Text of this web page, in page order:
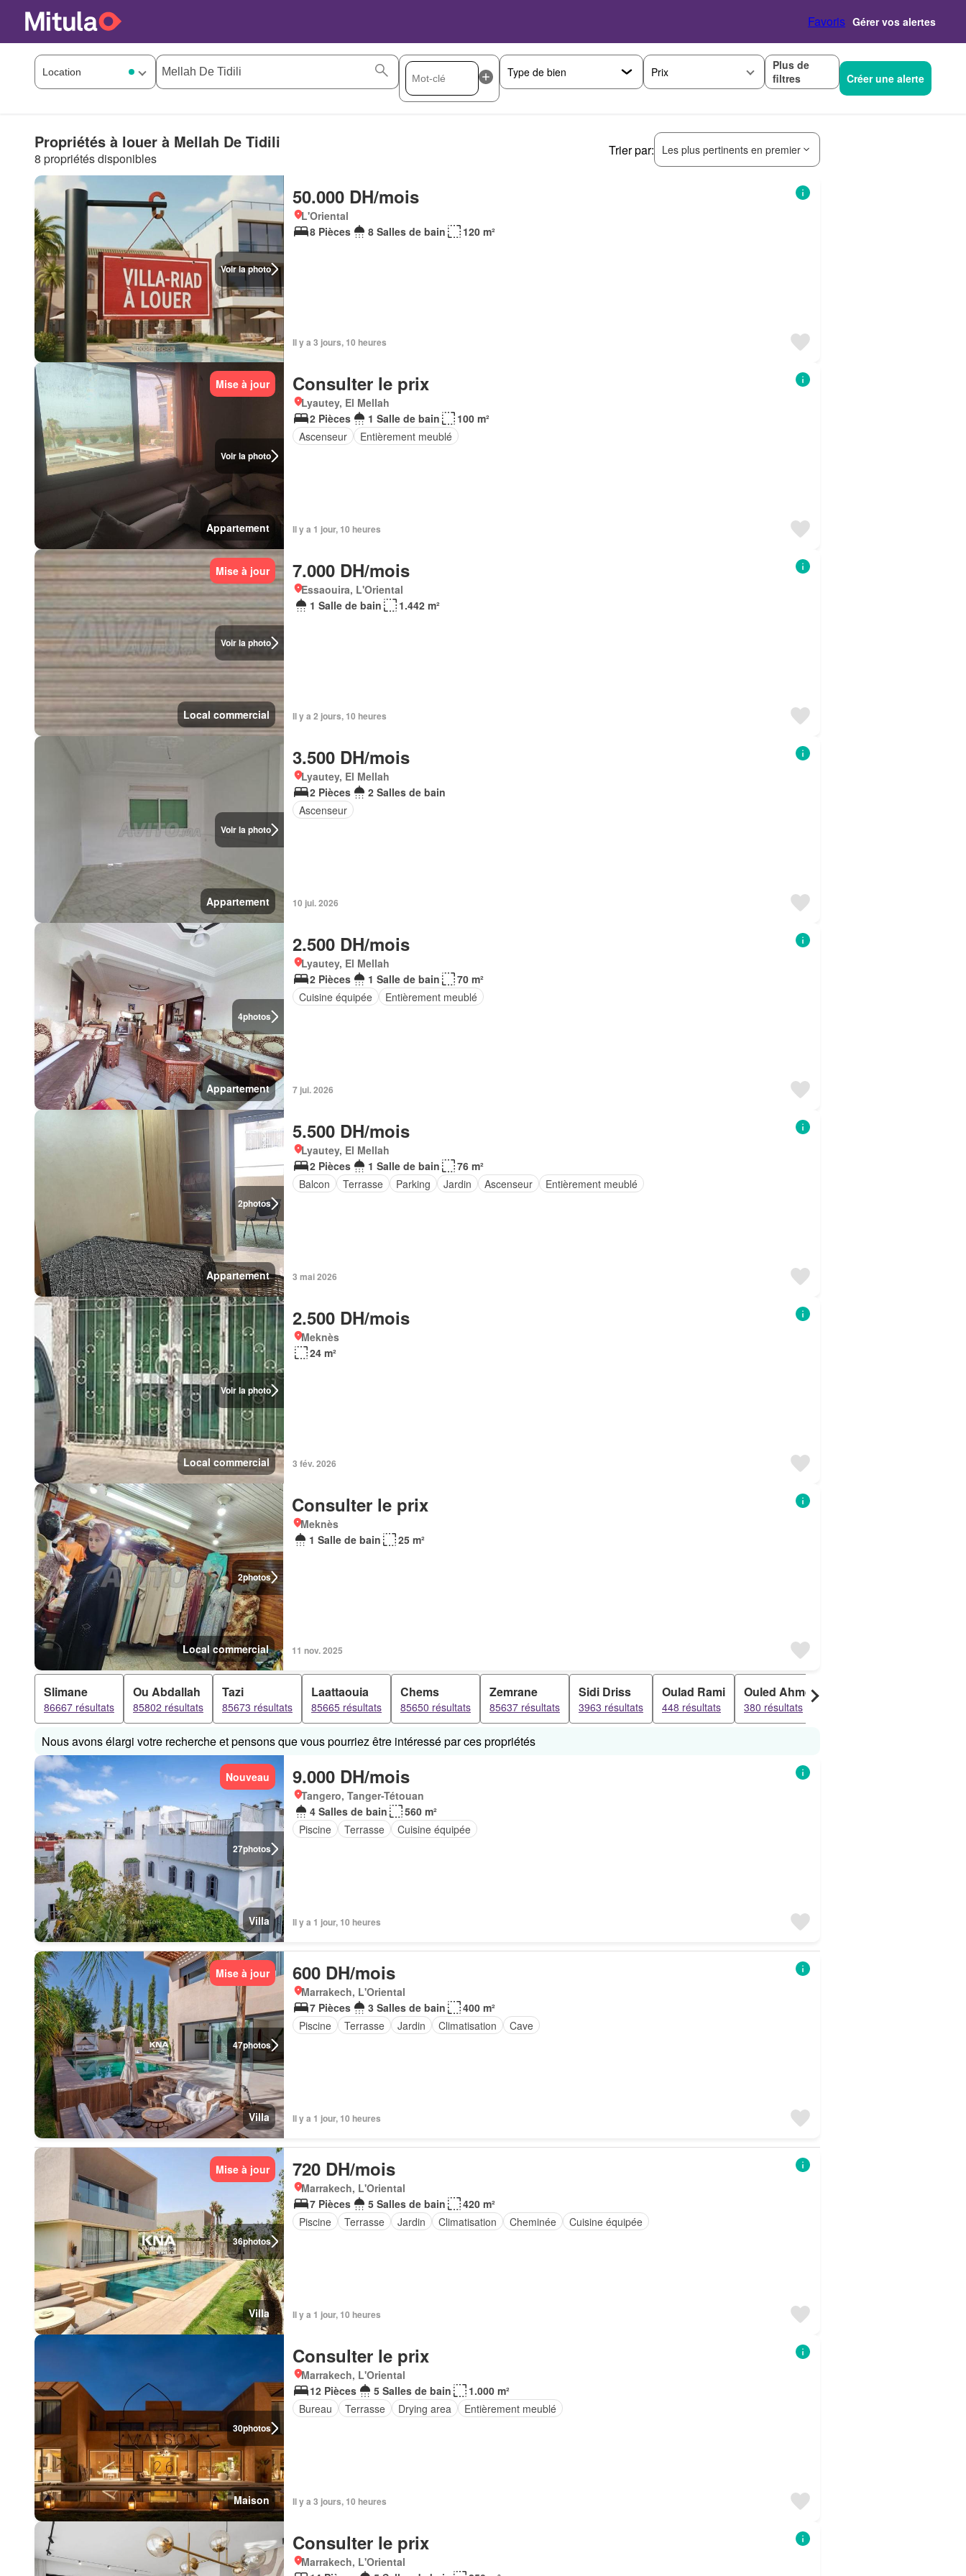
Favoris Gérer vos alertes
Prix
Plus de
filtres
Créer une alerte
Propriétés à louer à Mellah De Tidili
8 propriétés disponibles
Trier par: Les plus pertinents en premier
Voir la photo
50.000 DH/mois
L'Oriental
8 Pièces
8 Salles de bain 120 m²
Il y a 3 jours, 10 heures
Voir la photo
Mise à jour
Appartement
Consulter le prix
Lyautey, El Mellah
2 Pièces
1 Salle de bain
100 m²
Ascenseur
Entièrement meublé
Il y a 1 jour, 10 heures
Voir la photo
Mise à jour
Local commercial
7.000 DH/mois
Essaouira, L'Oriental
1 Salle de bain
1.442 m²
Il y a 2 jours, 10 heures
Voir la photo
Appartement
3.500 DH/mois
Lyautey, El Mellah
2 Pièces
2 Salles de bain
Ascenseur
10 jui. 2026
4photos
Appartement
2.500 DH/mois
Lyautey, El Mellah
2 Pièces
1 Salle de bain
70 m²
Cuisine équipée
Entièrement meublé
7 jui. 2026
2photos
Appartement
5.500 DH/mois
Lyautey, El Mellah
2 Pièces
1 Salle de bain
76 m²
Balcon
Terrasse Parking Jardin Ascenseur Entièrement meublé
3 mai 2026
Voir la photo
Local commercial
2.500 DH/mois
Meknès
24 m²
3 fév. 2026
2photos
Local commercial
Consulter le prix
Meknès
1 Salle de bain
25 m²
11 nov. 2025
Slimane
86667 résultats
Ou Abdallah
85802 résultats
Tazi
85673 résultats
Laattaouia
85665 résultats
Chems
85650 résultats
Zemrane
85637 résultats
Sidi Driss
3963 résultats
Oulad Rami
448 résultats
Ouled Ahmed
380 résultats
Nous avons élargi votre recherche et pensons que vous pourriez être intéressé par ces propriétés
27photos
Nouveau
Villa
9.000 DH/mois
Tangero, Tanger-Tétouan
4 Salles de bain
560 m²
Piscine
Terrasse Cuisine équipée
Il y a 1 jour, 10 heures
47photos
Mise à jour
Villa
600 DH/mois
Marrakech, L'Oriental
7 Pièces
3 Salles de bain
400 m²
Piscine
Terrasse Jardin Climatisation Cave
Il y a 1 jour, 10 heures
36photos
Mise à jour
Villa
720 DH/mois
Marrakech, L'Oriental
7 Pièces
5 Salles de bain
420 m²
Piscine
Terrasse Jardin Climatisation Cheminée Cuisine équipée
Il y a 1 jour, 10 heures
30photos
Maison
Consulter le prix
Marrakech, L'Oriental
12 Pièces
5 Salles de bain
1.000 m²
Bureau
Terrasse Drying area Entièrement meublé
Il y a 3 jours, 10 heures
Consulter le prix
Marrakech, L'Oriental